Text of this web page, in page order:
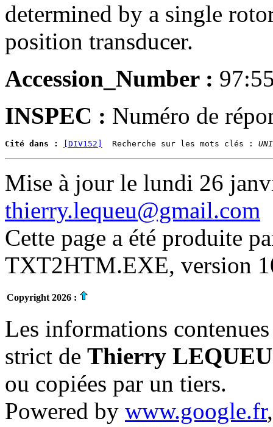
determined by a single
position transducer.
Accession_Number :
INSPEC : Numéro de
Cité dans : [DIV152]
  Recherche sur les mots clés :
Mise à jour le lundi 26
thierry.lequeu@gmail.com
Cette page a été produite
TXT2HTM.EXE, version
Copyright 2026 :
Les informations
strict de Thierry LEQUEU
ou copiées par un tiers.
Powered by www.google.fr